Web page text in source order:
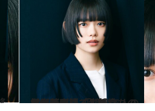
2023.6.23
学生時代は「生徒会」。だけど実は 「臆病で人の目を気にしてしまう」。杉咲花が語る、気持ちのリセット法
カルチャー